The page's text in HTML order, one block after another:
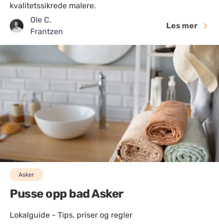
kvalitetssikrede malere.
Ole C.
Frantzen
Les mer
Asker
Pusse opp bad Asker
Lokalguide - Tips, priser og regler